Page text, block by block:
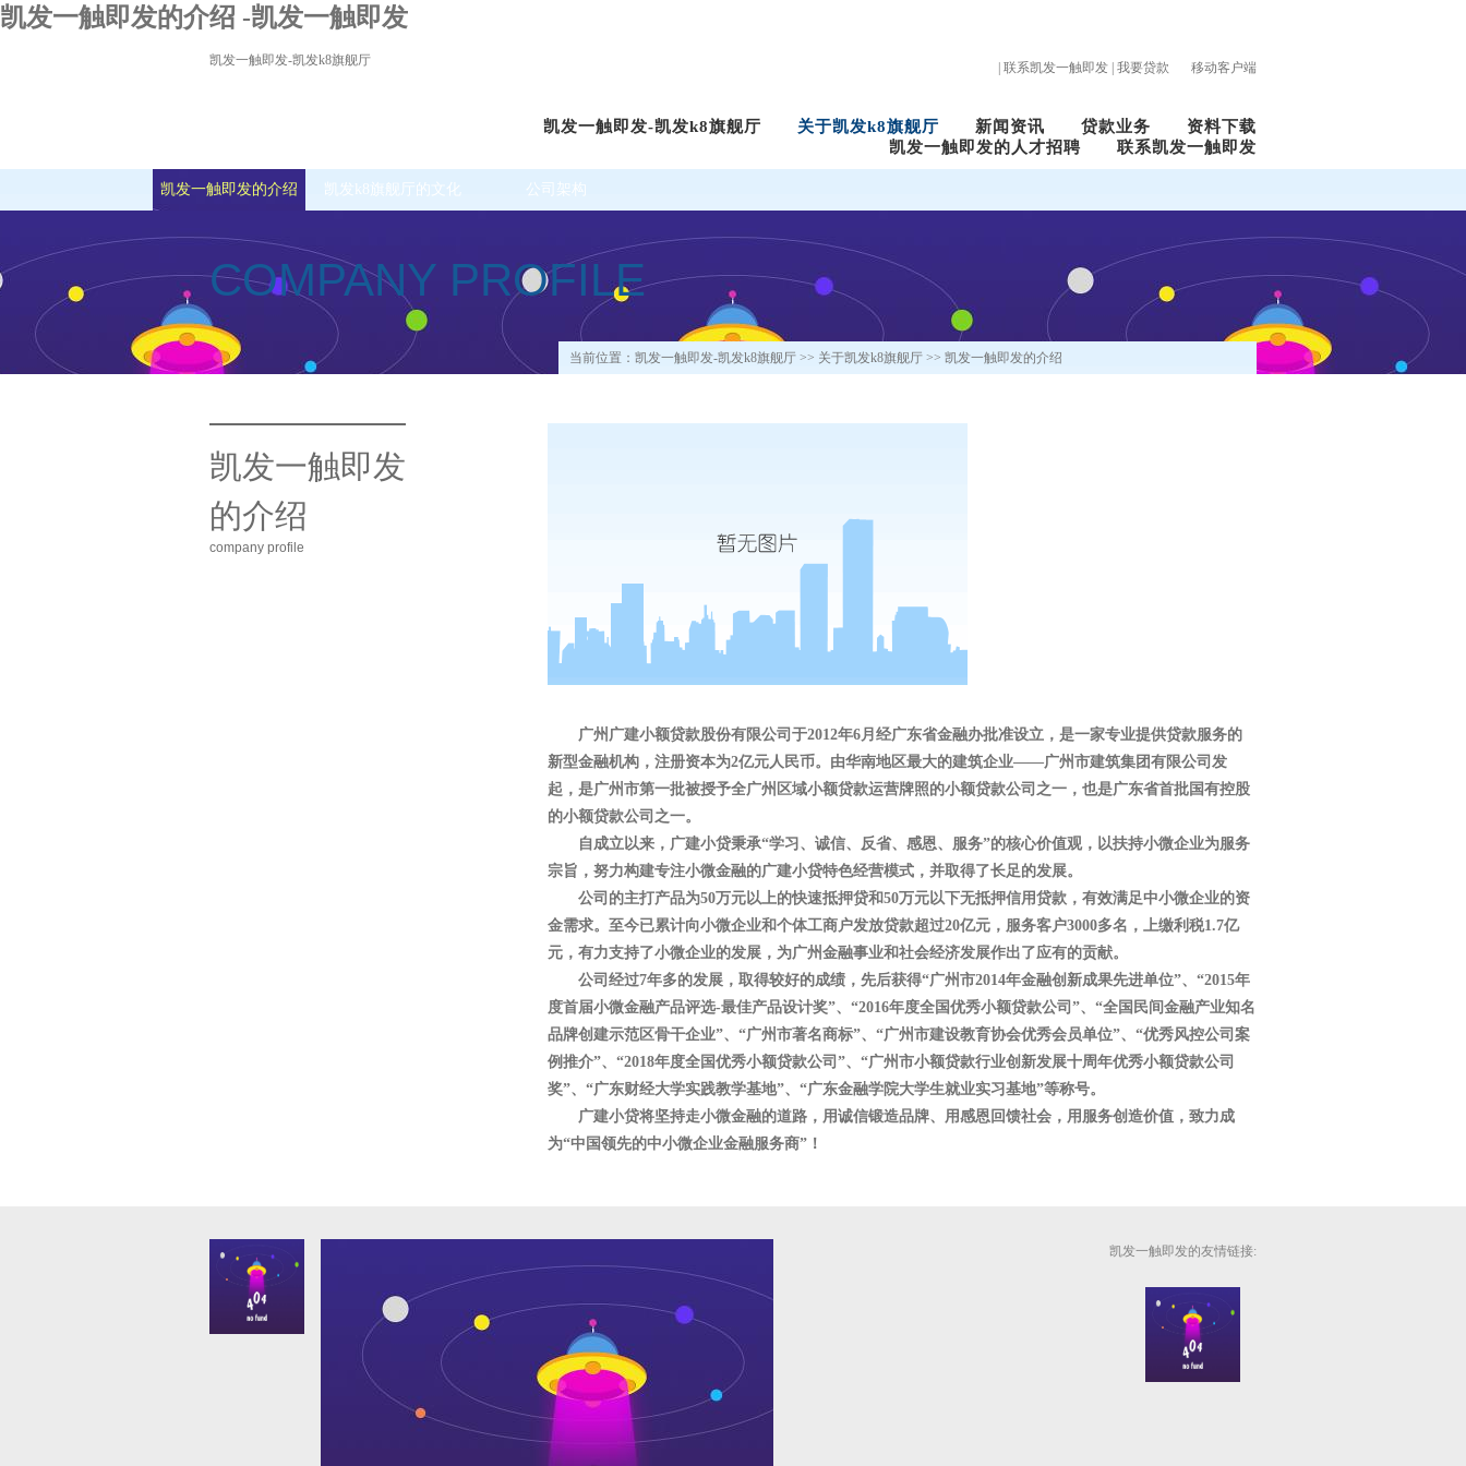
凯发一触即发的介绍 -凯发一触即发
移动客户端
联系凯发一触即发 我要贷款
凯发一触即发-凯发k8旗舰厅
凯发一触即发-凯发k8旗舰厅 关于凯发k8旗舰厅 新闻资讯 贷款业务
资料下载
凯发一触即发的人才招聘
联系凯发一触即发
凯发一触即发的介绍 凯发k8旗舰厅的文化 公司架构
COMPANY PROFILE
当前位置： 凯发一触即发-凯发k8旗舰厅 >> 关于凯发k8旗舰厅 >> 凯发一触即发的介绍
凯发一触即发
的介绍
company profile
广州广建小额贷款股份有限公司于2012年6月经广东省金融办批准设立，是一家专业提供贷款服务的
新型金融机构，注册资本为2亿元人民币。由华南地区最大的建筑企业——广州市建筑集团有限公司发
起，是广州市第一批被授予全广州区域小额贷款运营牌照的小额贷款公司之一，也是广东省首批国有控股
的小额贷款公司之一。
自成立以来，广建小贷秉承“学习、诚信、反省、感恩、服务”的核心价值观，以扶持小微企业为服务
宗旨，努力构建专注小微金融的广建小贷特色经营模式，并取得了长足的发展。
公司的主打产品为50万元以上的快速抵押贷和50万元以下无抵押信用贷款，有效满足中小微企业的资
金需求。至今已累计向小微企业和个体工商户发放贷款超过20亿元，服务客户3000多名，上缴利税1.7亿
元，有力支持了小微企业的发展，为广州金融事业和社会经济发展作出了应有的贡献。
公司经过7年多的发展，取得较好的成绩，先后获得“广州市2014年金融创新成果先进单位”、“2015年
度首届小微金融产品评选-最佳产品设计奖”、“2016年度全国优秀小额贷款公司”、“全国民间金融产业知名
品牌创建示范区骨干企业”、“广州市著名商标”、“广州市建设教育协会优秀会员单位”、“优秀风控公司案
例推介”、“2018年度全国优秀小额贷款公司”、“广州市小额贷款行业创新发展十周年优秀小额贷款公司
奖”、“广东财经大学实践教学基地”、“广东金融学院大学生就业实习基地”等称号。
广建小贷将坚持走小微金融的道路，用诚信锻造品牌、用感恩回馈社会，用服务创造价值，致力成
为“中国领先的中小微企业金融服务商”！
凯发一触即发的友情链接: